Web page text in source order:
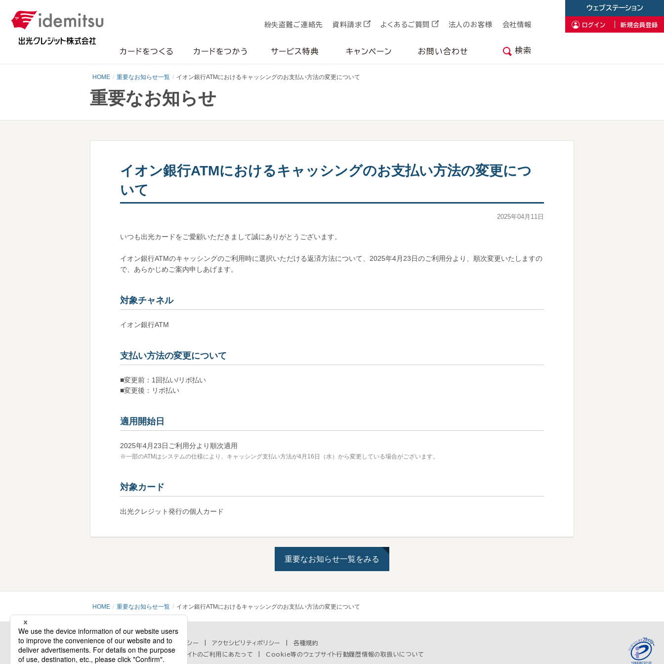
紛失盗難ご連絡先 資料請求 よくあるご質問 法人のお客様 会社情報
カードをつくる カードをつかう サービス特典 キャンペーン お問い合わせ 検索
ウェブステーション
ログイン 新規会員登録
HOME 重要なお知らせ一覧 イオン銀行ATMにおけるキャッシングのお支払い方法の変更について
重要なお知らせ
イオン銀行ATMにおけるキャッシングのお支払い方法の変更につ
いて
2025年04月11日
いつも出光カードをご愛顧いただきまして誠にありがとうございます。
イオン銀行ATMのキャッシングのご利用時に選択いただける返済方法について、2025年4月23日のご利用分より、順次変更いたしますの
で、あらかじめご案内申しあげます。
対象チャネル
イオン銀行ATM
支払い方法の変更について
■変更前：1回払い/リボ払い
■変更後：リボ払い
適用開始日
2025年4月23日ご利用分より順次適用
※一部のATMはシステムの仕様により、キャッシング支払い方法が4月16日（水）から変更している場合がございます。
対象カード
出光クレジット発行の個人カード
重要なお知らせ一覧をみる
HOME 重要なお知らせ一覧 イオン銀行ATMにおけるキャッシングのお支払い方法の変更について
会社情報 プライバシーポリシー セキュリティポリシー アクセシビリティポリシー
各種規約
個人情報の取扱いに関するお問い合わせ
当ウェブサイトのご利用にあたって Cookie等のウェブサイト行動履歴情報の取扱いについて